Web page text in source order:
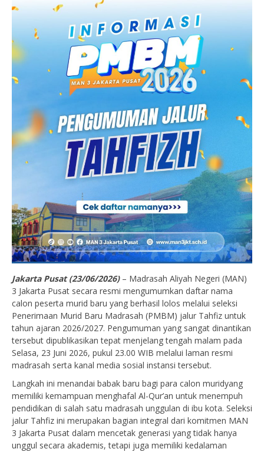
Jakarta Pusat (23/06/2026)– Madrasah Aliyah Negeri (MAN)
3 Jakarta Pusat secara resmi mengumumkan daftar nama
calon peserta murid baru yang berhasil lolos melalui seleksi
Penerimaan Murid Baru Madrasah (PMBM) jalur Tahfiz untuk
tahun ajaran 2026/2027. Pengumuman yang sangat dinantikan
tersebut dipublikasikan tepat menjelang tengah malam pada
Selasa, 23 Juni 2026, pukul 23.00 WIB melalui laman resmi
madrasah serta kanal media sosial instansi tersebut.
Langkah ini menandai babak baru bagi para calon muridyang
memiliki kemampuan menghafal Al-Qur’an untuk menempuh
pendidikan di salah satu madrasah unggulan di ibu kota. Seleksi
jalur Tahfiz ini merupakan bagian integral dari komitmen MAN
3 Jakarta Pusat dalam mencetak generasi yang tidak hanya
unggul secara akademis, tetapi juga memiliki kedalaman